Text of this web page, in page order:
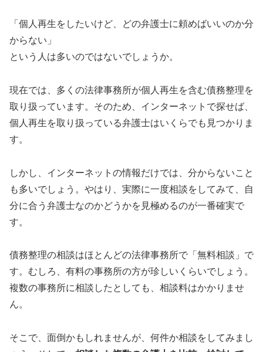
「個人再生をしたいけど、どの弁護士に頼めばいいのか分
からない」
という人は多いのではないでしょうか。
現在では、多くの法律事務所が個人再生を含む債務整理を
取り扱っています。そのため、インターネットで探せば、
個人再生を取り扱っている弁護士はいくらでも見つかりま
す。
しかし、インターネットの情報だけでは、分からないこと
も多いでしょう。やはり、実際に一度相談をしてみて、自
分に合う弁護士なのかどうかを見極めるのが一番確実で
す。
債務整理の相談はほとんどの法律事務所で「無料相談」で
す。むしろ、有料の事務所の方が珍しいくらいでしょう。
複数の事務所に相談したとしても、相談料はかかりませ
ん。
そこで、面倒かもしれませんが、何件か相談をしてみまし